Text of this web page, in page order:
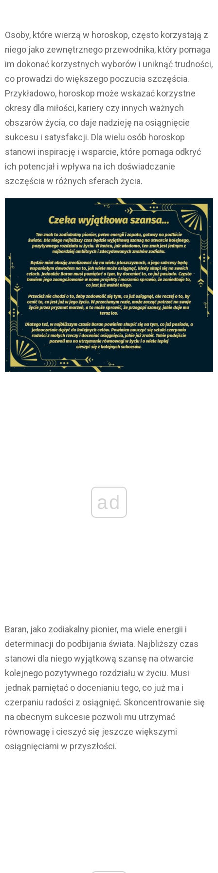
Osoby, które wierzą w horoskop, często korzystają z
niego jako zewnętrznego przewodnika, który pomaga
im dokonać korzystnych wyborów i uniknąć trudności,
co prowadzi do większego poczucia szczęścia.
Przykładowo, horoskop może wskazać korzystne
okresy dla miłości, kariery czy innych ważnych
obszarów życia, co daje nadzieję na osiągnięcie
sukcesu i satysfakcji. Dla wielu osób horoskop
stanowi inspirację i wsparcie, które pomaga odkryć
ich potencjał i wpływa na ich doświadczanie
szczęścia w różnych sferach życia.
ad
Baran, jako zodiakalny pionier, ma wiele energii i
determinacji do podbijania świata. Najbliższy czas
stanowi dla niego wyjątkową szansę na otwarcie
kolejnego pozytywnego rozdziału w życiu. Musi
jednak pamiętać o docenianiu tego, co już ma i
czerpaniu radości z osiągnięć. Skoncentrowanie się
na obecnym sukcesie pozwoli mu utrzymać
równowagę i cieszyć się jeszcze większymi
osiągnięciami w przyszłości.